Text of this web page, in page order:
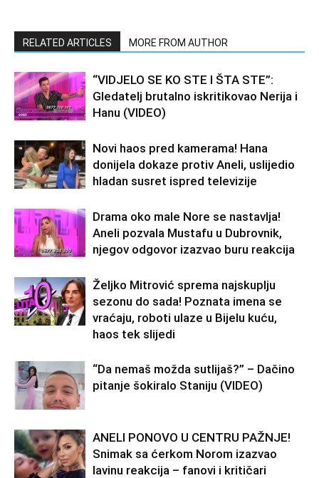
RELATED ARTICLES MORE FROM AUTHOR
“VIDJELO SE KO STE I ŠTA STE”:
Gledatelj brutalno iskritikovao Nerija i
Hanu (VIDEO)
Novi haos pred kamerama! Hana
donijela dokaze protiv Aneli, uslijedio
hladan susret ispred televizije
Drama oko male Nore se nastavlja!
Aneli pozvala Mustafu u Dubrovnik,
njegov odgovor izazvao buru reakcija
Željko Mitrović sprema najskuplju
sezonu do sada! Poznata imena se
vraćaju, roboti ulaze u Bijelu kuću,
haos tek slijedi
“Da nemaš možda sutlijaš?” – Dačino
pitanje šokiralo Staniju (VIDEO)
ANELI PONOVO U CENTRU PAŽNJE!
Snimak sa ćerkom Norom izazvao
lavinu reakcija – fanovi i kritičari